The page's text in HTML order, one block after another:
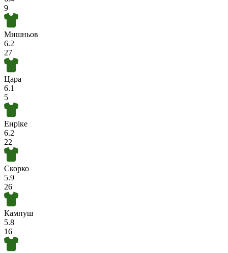
9
Мишньов
6.2
27
Цара
6.1
5
Енріке
6.2
22
Скорко
5.9
26
Кампуш
5.8
16